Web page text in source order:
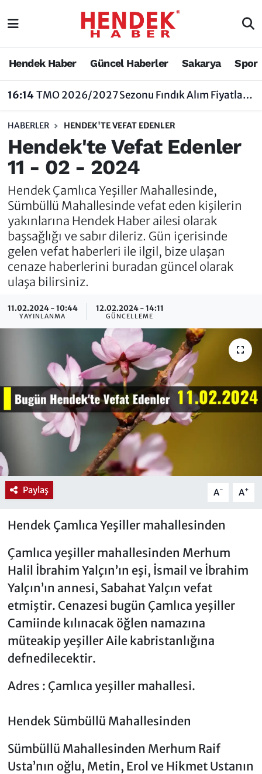
Hendek Haber Güncel Haberler Sakarya Spor
16:14TMO 2026/2027 Sezonu Fındık Alım Fiyatlarını Açıkladı
HABERLER HENDEK'TE VEFAT EDENLER
Hendek'te Vefat Edenler
11 - 02 - 2024
Hendek Çamlıca Yeşiller Mahallesinde,
Sümbüllü Mahallesinde vefat eden kişilerin
yakınlarına Hendek Haber ailesi olarak
başsağlığı ve sabır dileriz. Gün içerisinde
gelen vefat haberleri ile ilgil, bize ulaşan
cenaze haberlerini buradan güncel olarak
ulaşa bilirsiniz.
11.02.2024 - 10:44
YAYINLANMA
12.02.2024 - 14:11
GÜNCELLEME
Paylaş A- A+
Hendek Çamlıca Yeşiller mahallesinden
Çamlıca yeşiller mahallesinden Merhum
Halil İbrahim Yalçın’ın eşi, İsmail ve İbrahim
Yalçın’ın annesi, Sabahat Yalçın vefat
etmiştir. Cenazesi bugün Çamlıca yeşiller
Camiinde kılınacak öğlen namazına
müteakip yeşiller Aile kabristanlığına
defnedilecektir.
Adres : Çamlıca yeşiller mahallesi.
Hendek Sümbüllü Mahallesinden
Sümbüllü Mahallesinden Merhum Raif
Usta’nın oğlu, Metin, Erol ve Hikmet Ustanın
Hendek Haber
Nöbetçi Eczaneler
Vefat Edenler
Hendek Haber
Hakkında
Hendek Haber Reklam Servisi
Künye
İletişim
Sakarya Nöbetçi Eczaneler
Sakarya Trafik Yoğunluk Haritası
Tüm Manşetler
Son Dakika Haberleri
Haber Arşivi